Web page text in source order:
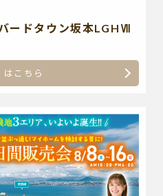
ードタウン坂本LGHⅦ
はこちら